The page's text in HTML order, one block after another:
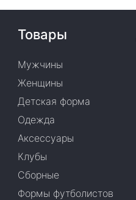
Товары
Мужчины
Женщины
Детская форма
Одежда
Аксессуары
Клубы
Сборные
Формы футболистов